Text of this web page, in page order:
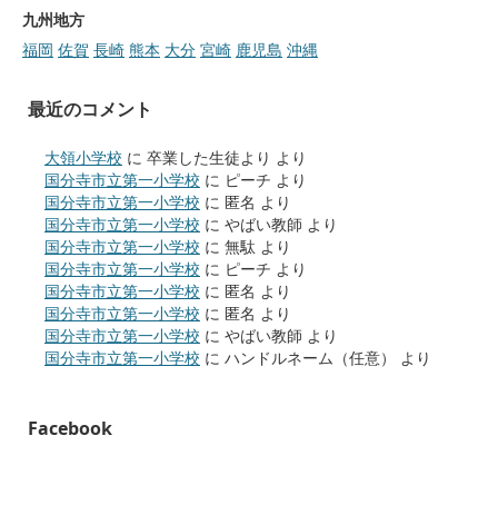
九州地方
福岡 佐賀 長崎 熊本 大分 宮崎 鹿児島 沖縄
最近のコメント
大領小学校 に 卒業した生徒より より
国分寺市立第一小学校 に ピーチ より
国分寺市立第一小学校 に 匿名 より
国分寺市立第一小学校 に やばい教師 より
国分寺市立第一小学校 に 無駄 より
国分寺市立第一小学校 に ピーチ より
国分寺市立第一小学校 に 匿名 より
国分寺市立第一小学校 に 匿名 より
国分寺市立第一小学校 に やばい教師 より
国分寺市立第一小学校 に ハンドルネーム（任意） より
Facebook